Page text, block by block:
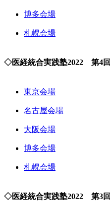
博多会場
札幌会場
◇医経統合実践塾2022 第4回
東京会場
名古屋会場
大阪会場
博多会場
札幌会場
◇医経統合実践塾2022 第3回